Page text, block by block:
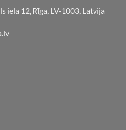
iela 12, Rīga, LV-1003, Latvija